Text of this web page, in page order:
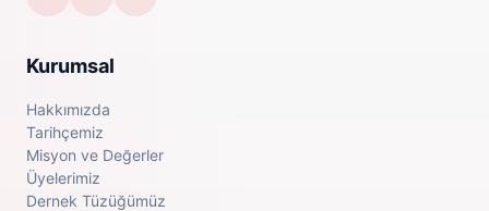
Kurumsal
Hakkımızda
Tarihçemiz
Misyon ve Değerler
Üyelerimiz
Dernek Tüzüğümüz